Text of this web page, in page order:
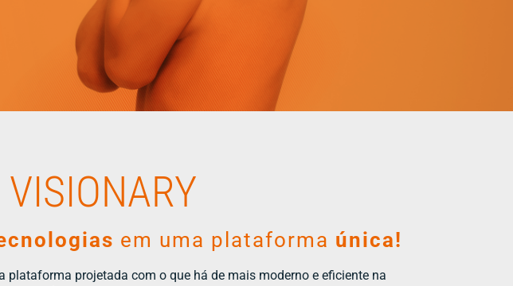
VISIONARY
em uma plataforma única!
plataforma projetada com o que há de mais moderno e eficiente na